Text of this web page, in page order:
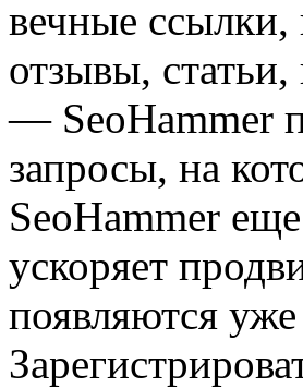
вечные
отзывы,
— SeoHammer
запросы, на
SeoHammer
ускоряет
появляются